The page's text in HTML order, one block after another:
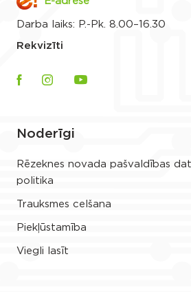
Darba laiks: P.-Pk. 8.00–16.30
Rekvizīti
Noderīgi
Rēzeknes novada pašvaldības
politika
Trauksmes celšana
Piekļūstamība
Viegli lasīt